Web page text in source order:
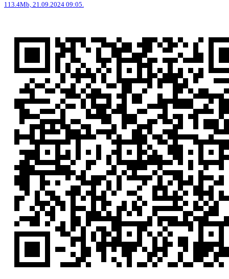
113.4Mb, 21.09.2024 09:05.